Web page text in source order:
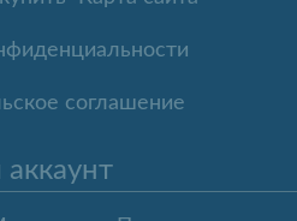
соглашение